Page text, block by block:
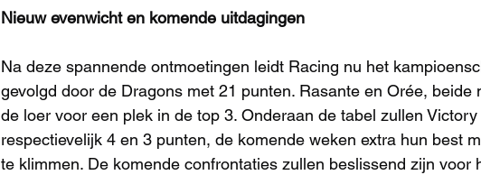
Nieuw evenwicht en komende uitdagingen
Na deze spannende ontmoetingen leidt Racing nu het
gevolgd door de Dragons met 21 punten. Rasante en Orée, beide
de loer voor een plek in de top 3. Onderaan de tabel zullen
respectievelijk 4 en 3 punten, de komende weken extra hun best
te klimmen. De komende confrontaties zullen beslissend zijn voor